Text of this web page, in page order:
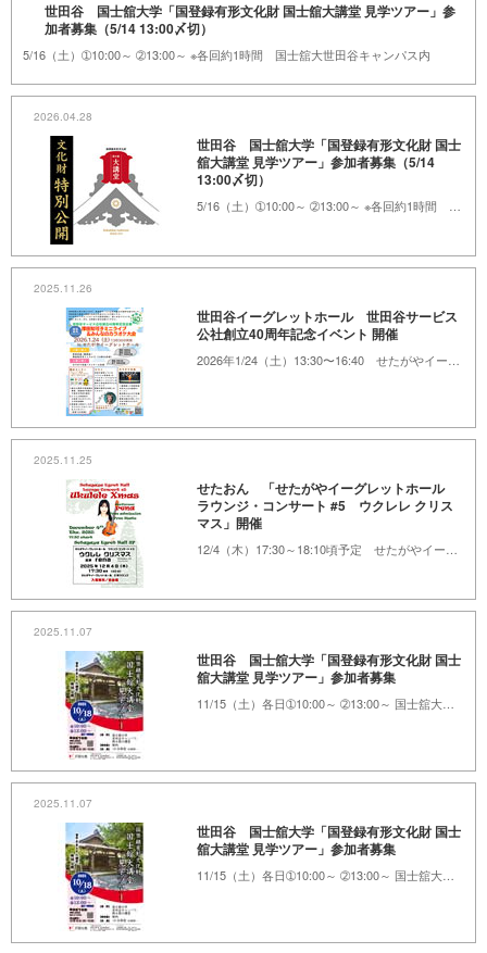
世田谷 国士舘大学「国登録有形文化財 国士舘大講堂 見学ツアー」参
加者募集（5/14 13:00〆切）
5/16（土）➀10:00～ ➁13:00～ ※各回約1時間 国士舘大世田谷キャンパス内
2026.04.28
世田谷 国士舘大学「国登録有形文化財 国士
舘大講堂 見学ツアー」参加者募集（5/14
13:00〆切）
2025.11.26
世田谷イーグレットホール 世田谷サービス
公社創立40周年記念イベント 開催
2025.11.25
せたおん 「せたがやイーグレットホール
ラウンジ・コンサート #5 ウクレレ クリス
マス」開催
2025.11.07
世田谷 国士舘大学「国登録有形文化財 国士
舘大講堂 見学ツアー」参加者募集
2025.11.07
世田谷 国士舘大学「国登録有形文化財 国士
舘大講堂 見学ツアー」参加者募集